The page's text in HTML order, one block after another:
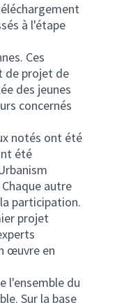
à l'étape
Ces
de projet de
des jeunes
concernés
notés ont été
été
autre
participation.
projet
œuvre en
l'ensemble du
Sur la base